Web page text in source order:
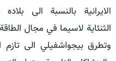
الايرانية بالنسبة الى
الثنئاية لاسيما في مجال
وتطرق بيجواشفيلي الى تازم